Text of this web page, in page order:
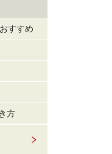
すすめ
方